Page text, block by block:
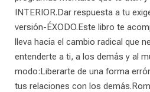
INTERIOR.Dar respuesta a tu
versión-ÉXODO.Este libro te
lleva hacia el cambio radical que
entenderte a ti, a los demás y al
modo:Liberarte de una forma
tus relaciones con los